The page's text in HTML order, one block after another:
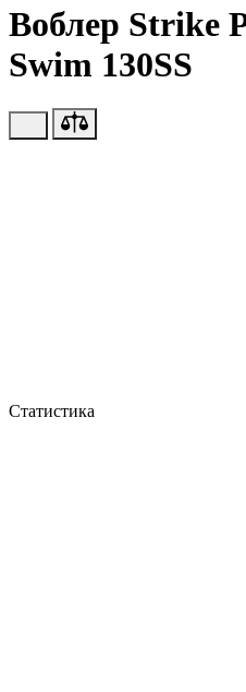
Воблер Strike
Swim 130SS
Статистика